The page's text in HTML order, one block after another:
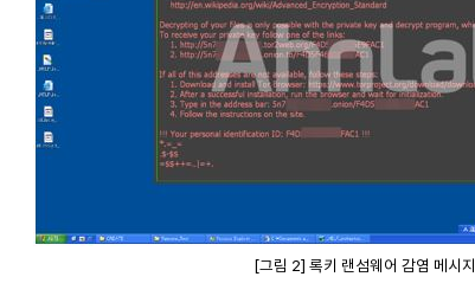
[그림 2] 록키 랜섬웨어 감염 메시지